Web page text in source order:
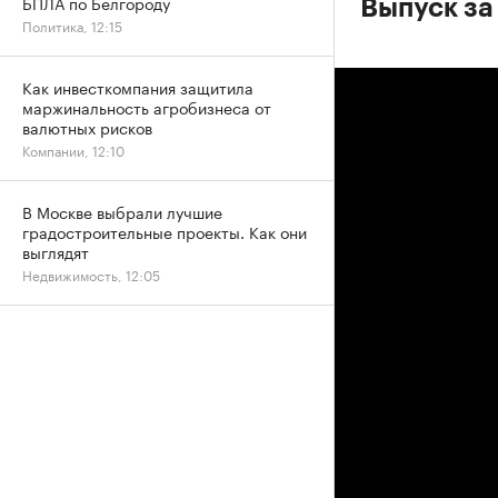
Выпуск
Политика, 12:15
Как инвесткомпания защитила
маржинальность агробизнеса от
валютных рисков
Компании, 12:10
В Москве выбрали лучшие
градостроительные проекты. Как они
выглядят
Недвижимость, 12:05